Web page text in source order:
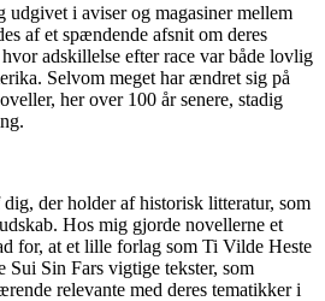
udgivet i aviser og magasiner mellem
af et spændende afsnit om deres
adskillelse efter race var både lovlig
Selvom meget har ændret sig på
her over 100 år senere, stadig
der holder af historisk litteratur, som
Hos mig gjorde novellerne et
for, at et lille forlag som Ti Vilde Heste
Sin Fars vigtige tekster, som
relevante med deres tematikker i